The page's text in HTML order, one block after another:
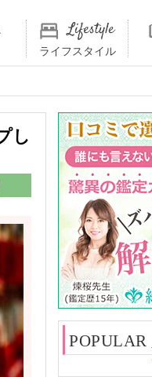
ライフスタイル
し
POPULAR